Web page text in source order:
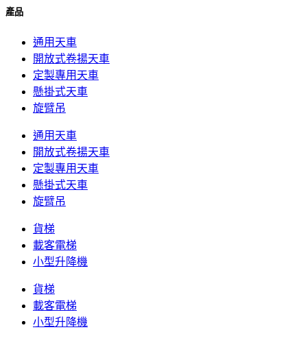
產品
通用天車
開放式卷揚天車
定製專用天車
懸掛式天車
旋臂吊
通用天車
開放式卷揚天車
定製專用天車
懸掛式天車
旋臂吊
貨梯
載客電梯
小型升降機
貨梯
載客電梯
小型升降機